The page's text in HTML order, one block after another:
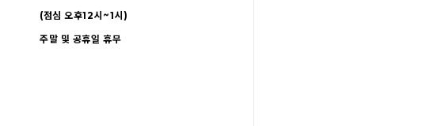
(점심 오후12시~1시)
주말 및 공휴일 휴무